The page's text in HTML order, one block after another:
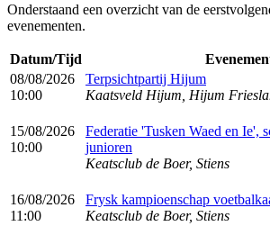
Onderstaand een overzicht van de
evenementen.
Datum/Tijd
08/08/2026
10:00
Terpsichtpartij Hijum
Kaatsveld Hijum, Hijum
15/08/2026
10:00
Federatie 'Tusken Waed en Ie',
junioren
Keatsclub de Boer, Stiens
16/08/2026
11:00
Frysk kampioenschap
Keatsclub de Boer, Stiens